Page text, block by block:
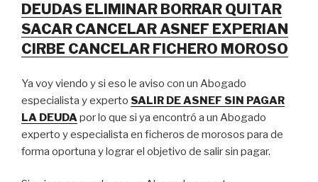
DEUDAS ELIMINAR BORRAR QUITAR
SACAR CANCELAR ASNEF EXPERIAN
CIRBE CANCELAR FICHERO MOROSO
Ya voy viendo y si eso le aviso con un Abogado
especialista y experto SALIR DE ASNEF SIN PAGAR
LA DEUDApor lo que si ya encontró a un Abogado
experto y especialista en ficheros de morosos para de
forma oportuna y lograr el objetivo de salir sin pagar.